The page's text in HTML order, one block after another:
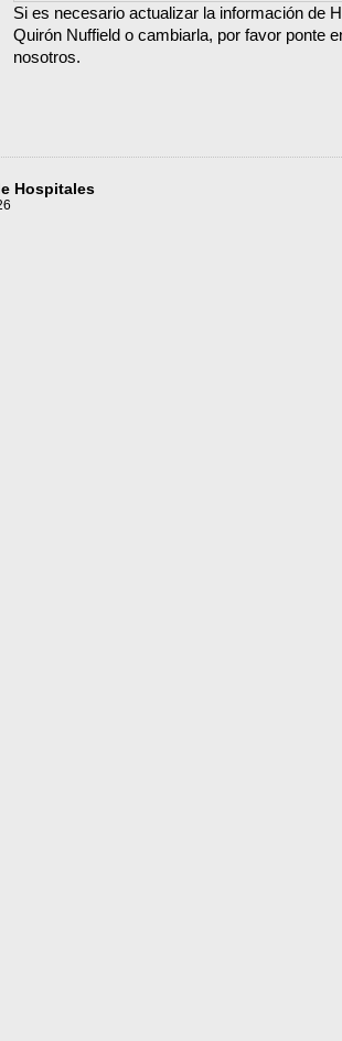
Si es necesario actualizar la información de
Quirón Nuffield o cambiarla, por favor ponte
nosotros.
Hospitales